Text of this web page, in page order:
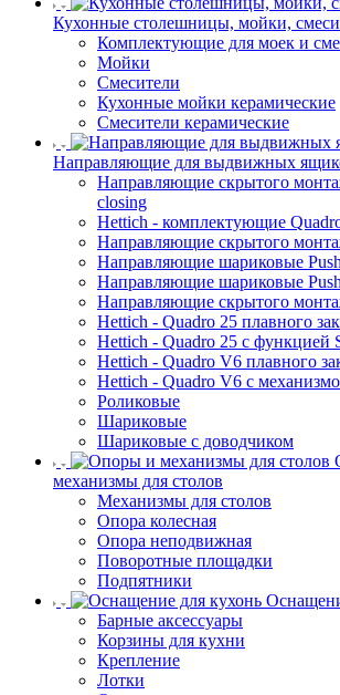
Кухонные столешницы, мойки,
Комплектующие для моек и
Мойки
Смесители
Кухонные мойки керамические
Смесители керамические
Направляющие для выдвижных
Направляющие скрытого
closing
Hettich - комплектующие
Направляющие скрытого
Направляющие шариковые
Направляющие шариковые
Направляющие скрытого
Hettich - Quadro 25 плавного
Hettich - Quadro 25 с функцией
Hettich - Quadro V6 плавного
Hettich - Quadro V6 с
Роликовые
Шариковые
Шариковые с доводчиком
механизмы для столов
Механизмы для столов
Опора колесная
Опора неподвижная
Поворотные площадки
Подпятники
Барные аксессуары
Корзины для кухни
Крепление
Лотки